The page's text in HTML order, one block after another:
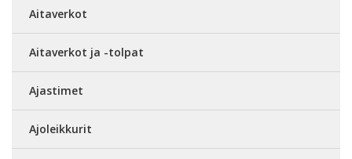
Aitaverkot
Aitaverkot ja -tolpat
Ajastimet
Ajoleikkurit